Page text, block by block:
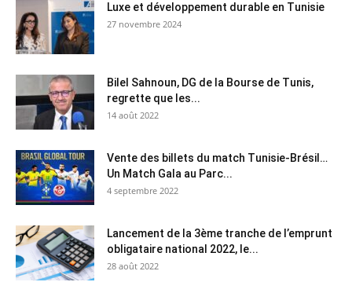
Luxe et développement durable en Tunisie
27 novembre 2024
Bilel Sahnoun, DG de la Bourse de Tunis,
regrette que les...
14 août 2022
Vente des billets du match Tunisie-Brésil…
Un Match Gala au Parc...
4 septembre 2022
Lancement de la 3ème tranche de l’emprunt
obligataire national 2022, le...
28 août 2022